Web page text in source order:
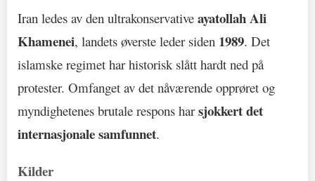
Iran ledes av den ultrakonservative ayatollah Ali
Khamenei, landets øverste leder siden 1989. Det
islamske regimet har historisk slått hardt ned på
protester. Omfanget av det nåværende opprøret og
myndighetenes brutale respons harsjokkert det
internasjonale samfunnet.
Kilder